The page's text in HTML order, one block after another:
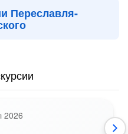
Переславля-
2026